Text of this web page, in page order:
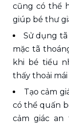
cũng có thể
giúp bé thư
Sử dụng
mặc tã
khi bé tiểu
thấy thoải
Tạo cảm
có thể quấn
cảm giác